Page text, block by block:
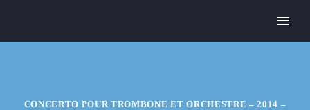
CONCERTO POUR TROMBONE ET ORCHESTRE – 2014 –